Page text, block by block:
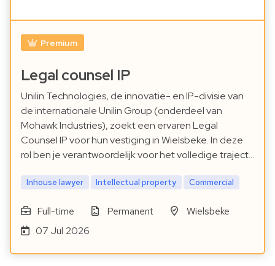
Premium
Legal counsel IP
Unilin Technologies, de innovatie- en IP-divisie van
de internationale Unilin Group (onderdeel van
Mohawk Industries), zoekt een ervaren Legal
Counsel IP voor hun vestiging in Wielsbeke. In deze
rol ben je verantwoordelijk voor het volledige traject…
Inhouse lawyer Intellectual property Commercial
Full-time Permanent
Wielsbeke
07 Jul 2026